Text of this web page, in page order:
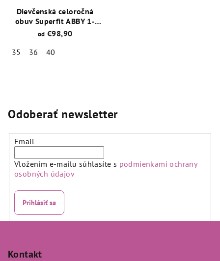
Dievčenská celoročná
obuv Superfit ABBY 1-
000601-0010 s
od €98,90
35
36
40
5,0
z
Odoberať newsletter
Email
Vložením e-mailu súhlasíte s podmienkami ochrany
osobných údajov
Prihlásiť sa
Kontakt